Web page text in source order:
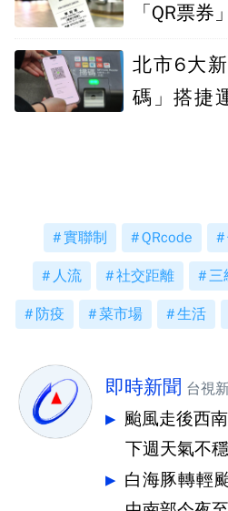
「QR票
北市6大
碼」搭捷
實聯制 QRcode
人流 社交距離 三
防疫 菜市場 生活
即時新聞 台視
颱風走後西
下週天氣不
白海豚轉輕